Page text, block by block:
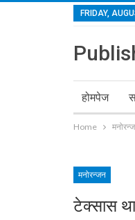
FRIDAY,
होमपेज
Home
मनोरन्जन
टेक्सास